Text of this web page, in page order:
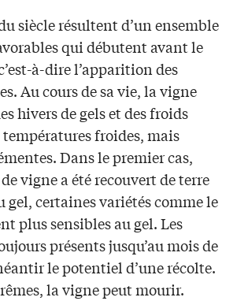
siècle résultent d’un ensemble
qui débutent avant le
à-dire l’apparition des
Au cours de sa vie, la vigne
hivers de gels et des froids
froides, mais
Dans le premier cas,
vigne a été recouvert de terre
gel, certaines variétés comme le
plus sensibles au gel. Les
présents jusqu’au mois de
le potentiel d’une récolte.
la vigne peut mourir.